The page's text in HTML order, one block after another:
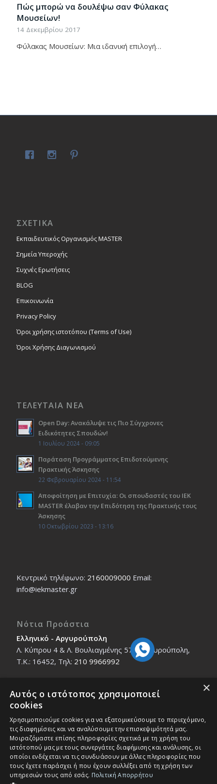
Πώς μπορώ να δουλέψω σαν Φύλακας
Μουσείων!
14 Δεκεμβρίου 2017
Φύλακας Μουσείων: Μια ιδανική επιλογή…
ΣΧΕΤΙΚΑ
Εκπαιδευτικός Οργανισμός MASTER
Σημεία Υπεροχής
Συχνές Ερωτήσεις
BLOG
Επικοινωνία
Privacy Policy
Όροι χρήσης ιστοτόπου (Terms of Use)
Όροι Χρήσης Διαγωνισμού
ΤΕΛΕΥΤΑΙΑ ΝΕΑ
Open Day: Ανακάλυψε τις Πιο Σύγχρονες
Ειδικότητες Σπουδών!
1 Ιουλίου 2024 - 09:05
Παράταση Προγράμματος Επιδοτούμενης
Πρακτικής Άσκησης
22 Φεβρουαρίου 2024 - 11:54
Αποφοίτηση με Επιτυχία: Οι σπουδαστές του ΙΕΚ
ΜΑSTER έλαβαν την Επιδότηση της Πρακτικής τους
Άσκησης
10 Οκτωβρίου 2023 - 13:16
Κεντρικό τηλέφωνο: 2160009000 Εmail:
info@iekmaster.gr
Νότια Προάστια
Ελληνικό - Αργυρούπολη
Λ. Κύπρου 4 & Λ. Βουλιαγμένης 579, Αργυρούπολη,
T.K.: 16452, Τηλ: 210 9966992
Βόρεια Προάστια
Νέο Ηράκλειο - Μαρούσι
Ζαλοκώστα 18 & Εμμανουήλ Παπαδάκη 12, T.K.:
14121, Τηλ:210 2712588
×
Αυτός ο ιστότοπος χρησιμοποιεί
cookies
Χρησιμοποιούμε cookies για να εξατομικεύσουμε το περιεχόμενο,
τις διαφημίσεις και να αναλύσουμε την επισκεψιμότητά μας.
Μοιραζόμαστε επίσης πληροφορίες σχετικά με τη χρήση του
ιστότοπού μας με τους συνεργάτες διαφήμισης και ανάλυσης, οι
οποίοι ενδέχεται να τις συνδυάσουν με άλλες πληροφορίες που
τους έχετε παράσχει ή που έχουν συλλέξει από τη χρήση των
υπηρεσιών τους από εσάς. Πολιτική Απορρήτου